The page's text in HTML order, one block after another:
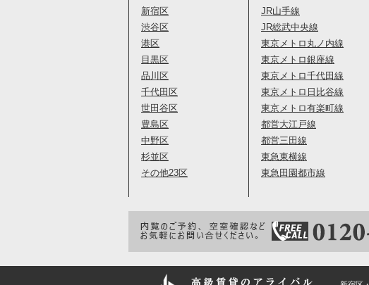
新宿区
渋谷区
港区
目黒区
品川区
千代田区
世田谷区
豊島区
中野区
杉並区
その他23区
JR山手線
JR総武中央線
東京メトロ丸ノ内線
東京メトロ銀座線
東京メトロ千代田線
東京メトロ日比谷線
東京メトロ有楽町線
都営大江戸線
都営三田線
東急東横線
東急田園都市線